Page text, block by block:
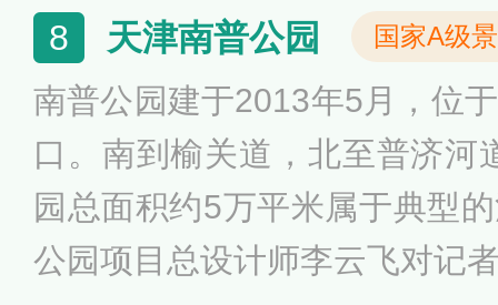
合治理的代表项目。一是突出
化河北”定位融入其中，以“盐
形成的“盐文化”为主题，在原
化浮雕，在桥下区域设置袖
观，融合具有区域文化价值的
建筑的展示，延续文化的传承
8 天津南普公园 国家A级
南普公园建于2013年5月，位
口。南到榆关道，北至普济河
园总面积约5万平米属于典型
公园项目总设计师李云飞对记